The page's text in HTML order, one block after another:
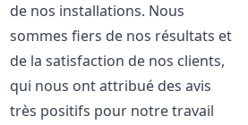
de nos installations. Nous
sommes fiers de nos résultats et
de la satisfaction de nos clients,
qui nous ont attribué des avis
très positifs pour notre travail